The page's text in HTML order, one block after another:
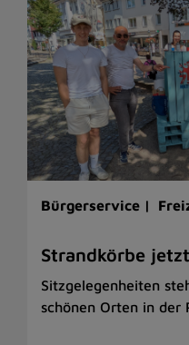
Bürgerservice |
Strandkörbe
Sitzgelegenheiten
schönen Orten in der